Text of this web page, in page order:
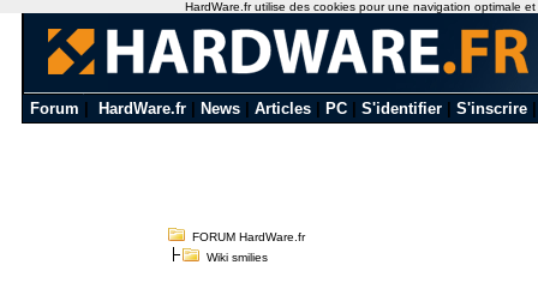
Forum HardWare.fr News Articles PC S'identifier S'inscrire
FORUM HardWare.fr
Wiki smilies
HardWare.fr utilise des cookies pour une navigation optimale